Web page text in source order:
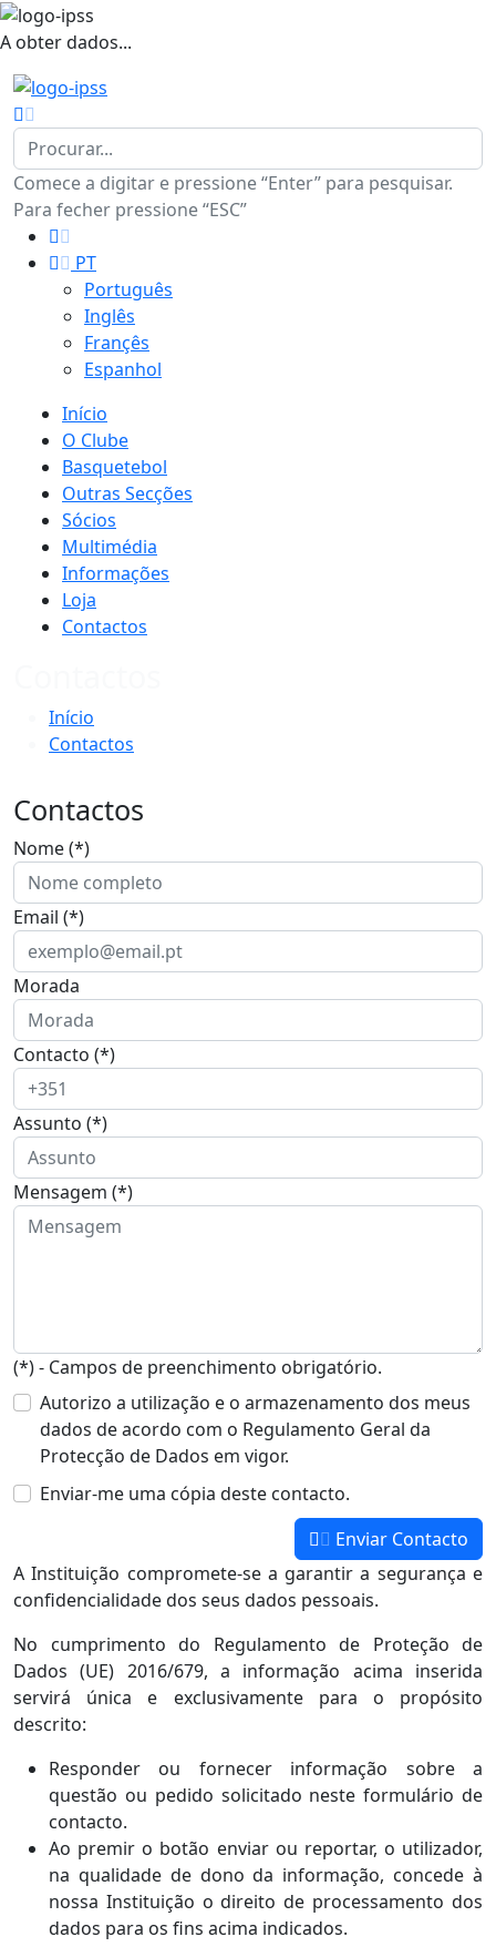
A obter dados...
Comece a digitar e pressione “Enter” para pesquisar.
Para fecher pressione “ESC”
PT
Português
Inglês
Françês
Espanhol
Início
O Clube
Basquetebol
Outras Secções
Sócios
Multimédia
Informações
Loja
Contactos
Início
Contactos
Contactos
Nome (*)
Email (*)
Morada
Contacto (*)
Assunto (*)
Mensagem (*)
(*) - Campos de preenchimento obrigatório.
Autorizo a utilização e o armazenamento dos meus
dados de acordo com o Regulamento Geral da
Protecção de Dados em vigor.
Enviar-me uma cópia deste contacto.
Enviar Contacto
A Instituição compromete-se a garantir a segurança e
confidencialidade dos seus dados pessoais.
No cumprimento do Regulamento de Proteção de
Dados (UE) 2016/679, a informação acima inserida
servirá única e exclusivamente para o propósito
descrito:
Responder ou fornecer informação sobre a
questão ou pedido solicitado neste formulário de
contacto.
Ao premir o botão enviar ou reportar, o utilizador,
na qualidade de dono da informação, concede à
nossa Instituição o direito de processamento dos
dados para os fins acima indicados.